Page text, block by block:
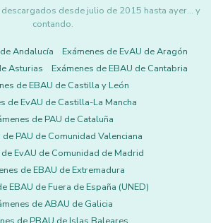
desde julio de 2015 hasta ayer... y
contando.
Andalucía
Exámenes de EvAU de Aragón
Asturias
Exámenes de EBAU de Cantabria
de EBAU de Castilla y León
de EvAU de Castilla-La Mancha
de PAU de Cataluña
de PAU de Comunidad Valenciana
de EvAU de Comunidad de Madrid
de EBAU de Extremadura
EBAU de Fuera de España (UNED)
de ABAU de Galicia